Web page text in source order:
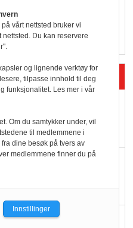
med ferdigmat
praksis
videre
men fulle
vårt nettsted bruker vi
Du kan reservere
og lignende verktøy for
tilpasse innhold til deg
funksjonalitet. Les mer i vår
Om du samtykker under, vil
til medlemmene i
dine besøk på tvers av
medlemmene finner du på
Innstillinger